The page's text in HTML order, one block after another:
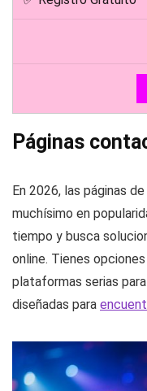
Páginas
En 2026, las páginas
muchísimo en
tiempo y busca
online. Tienes
plataformas serias
diseñadas para